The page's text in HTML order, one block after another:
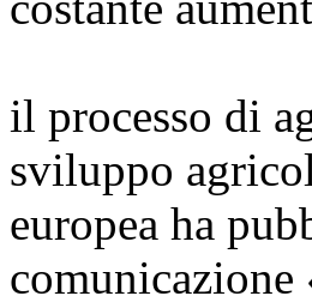
il processo di
sviluppo
europea ha